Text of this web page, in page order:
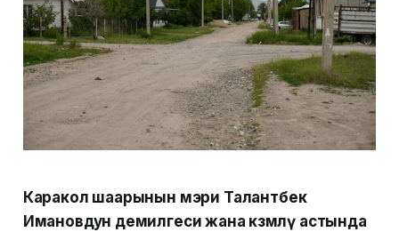
Каракол шаарынын мэри Талантбек
Имановдун демилгеси жана көзөмөлү астында